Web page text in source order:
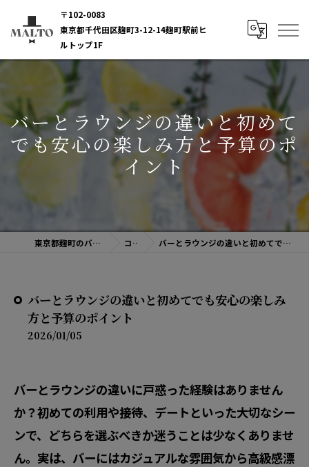
〒102-0083
東京都千代田区麹町3-12-14麹町駅前ヒ
ルトップ1F
バーとラウンジの違いと初めて
でも安心の楽しみ方と予算のポ
イント
東京都麹町のバーならBAR MALTO コラム バーとラウンジの違いと初めてでも安心の楽しみ方と予算のポイント
バーとラウンジの違いと初めてでも安心の楽しみ
方と予算のポイント
2026/01/05
バーとラウンジの違いに戸惑った経験はありません
か？初めての利用や接待、デートといった大切なシー
ンで、どちらを選ぶべきか迷うことは少なくありませ
ん。実は、バーにはカジュアルな雰囲気から高級感漂